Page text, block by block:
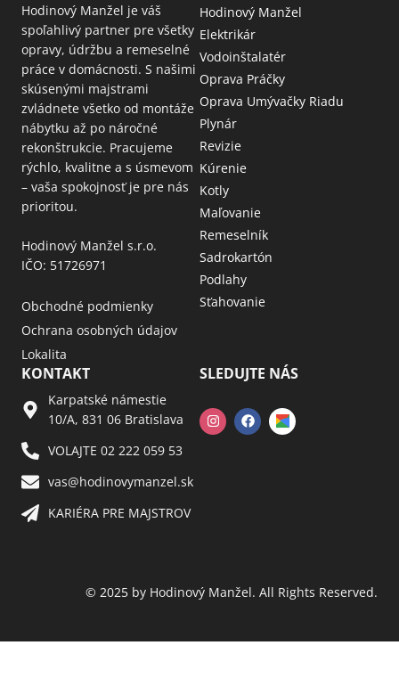
Hodinový Manžel je váš
spoľahlivý partner pre všetky
opravy, údržbu a remeselné
práce v domácnosti. S našimi
skúsenými majstrami
zvládnete všetko od montáže
nábytku až po náročné
rekonštrukcie. Pracujeme
rýchlo, kvalitne a s úsmevom
– vaša spokojnosť je pre nás
prioritou.
Hodinový Manžel s.r.o.
IČO: 51726971
Obchodné podmienky
Ochrana osobných údajov
Lokalita
Hodinový Manžel
Elektrikár
Vodoinštalatér
Oprava Práčky
Oprava Umývačky Riadu
Plynár
Revizie
Kúrenie
Kotly
Maľovanie
Remeselník
Sadrokartón
Podlahy
Sťahovanie
KONTAKT
Karpatské námestie
10/A, 831 06 Bratislava
VOLAJTE 02 222 059 53​
vas@hodinovymanzel.sk​
KARIÉRA PRE MAJSTROV​
SLEDUJTE NÁS
© 2025 by Hodinový Manžel. All Rights Reserved.